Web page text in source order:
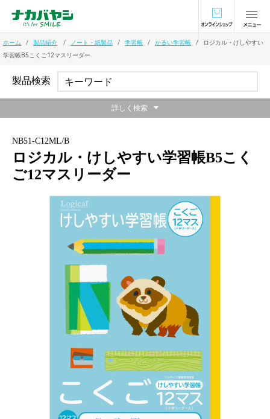
オンラインショ
ホーム 製品紹介 ノート・紙製品 学習帳 かるい学習帳
ロジカル・けしやすい
学習帳B5こくご12マスリーダー
NB51-C12ML/B
ロジカル・けしやすい学習帳B5こく
ご12マスリーダー
ノートが軽いと心も軽い！厚みが同じで軽い
メーカー希望小売価格：
科目の増加など、荷物が多くなる、小学校・中高学年向けノート
従来商品より約20％軽量化。本文には厚みはそのまま裏うつりは
従来品と同様。ベルマーク運動参加商品このノートの売り上げの
一部は「あしなが育英会」に寄付されます真ん中が幅広になった
ブルー罫線の英習罫
製品検索
詳しく検索